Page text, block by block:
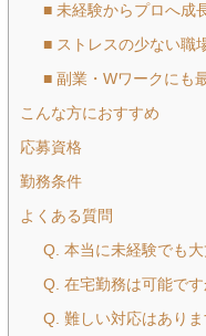
■ 未経験からプロへ成
■ ストレスの少ない職
■ 副業・Wワークにも
こんな方におすすめ
応募資格
勤務条件
よくある質問
Q. 本当に未経験でも
Q. 在宅勤務は可能です
Q. 難しい対応はありま